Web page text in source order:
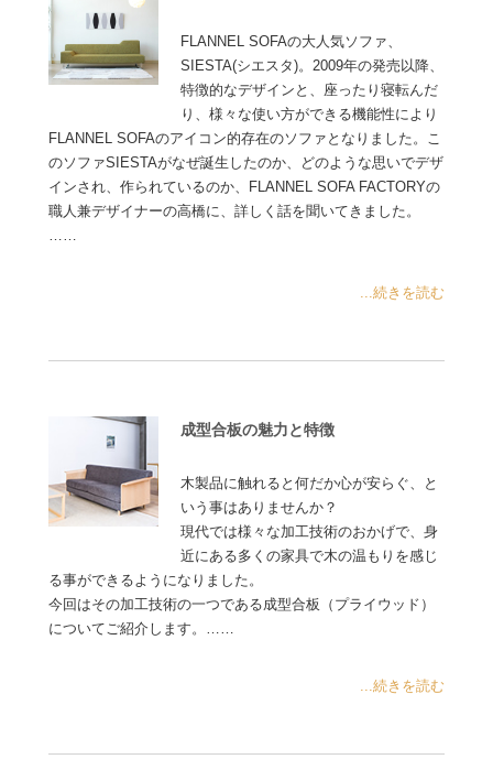
FLANNEL SOFAの大人気ソファ、
SIESTA(シエスタ)。2009年の発売以降、
特徴的なデザインと、座ったり寝転んだ
り、様々な使い方ができる機能性により
FLANNEL SOFAのアイコン的存在のソファとなりました。こ
のソファSIESTAがなぜ誕生したのか、どのような思いでデザ
インされ、作られているのか、FLANNEL SOFA FACTORYの
職人兼デザイナーの高橋に、詳しく話を聞いてきました。
……
...続きを読む
成型合板の魅力と特徴
木製品に触れると何だか心が安らぐ、と
いう事はありませんか？
現代では様々な加工技術のおかげで、身
近にある多くの家具で木の温もりを感じ
る事ができるようになりました。
今回はその加工技術の一つである成型合板（プライウッド）
についてご紹介します。……
...続きを読む